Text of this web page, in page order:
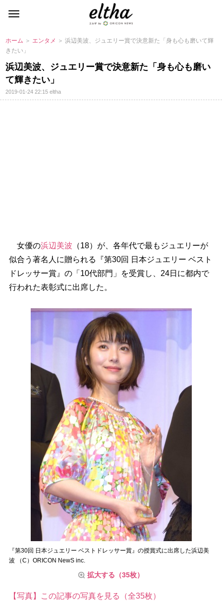
ホーム ＞ エンタメ ＞ 浜辺美波、ジュエリー賞で決意新た「身も心も磨いて輝
きたい」
浜辺美波、ジュエリー賞で決意新た「身も心も磨い
て輝きたい」
2019-01-24 22:15eltha
女優の浜辺美波 （18）が、各年代で最もジュエリーが
似合う著名人に贈られる『第30回 日本ジュエリー ベスト
ドレッサー賞』の「10代部門」を受賞し、24日に都内で
行われた表彰式に出席した。
『第30回 日本ジュエリー ベストドレッサー賞』の授賞式に出席した浜辺美
波 （C）ORICON NewS inc.
拡大する（35枚）
【写真】この記事の写真を見る（全35枚）